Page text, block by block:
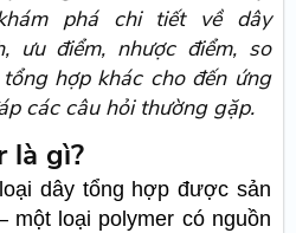
phá chi tiết về dây
ưu điểm, nhược điểm, so
hợp khác cho đến ứng
các câu hỏi thường gặp.
là gì?
dây tổng hợp được sản
một loại polymer có nguồn